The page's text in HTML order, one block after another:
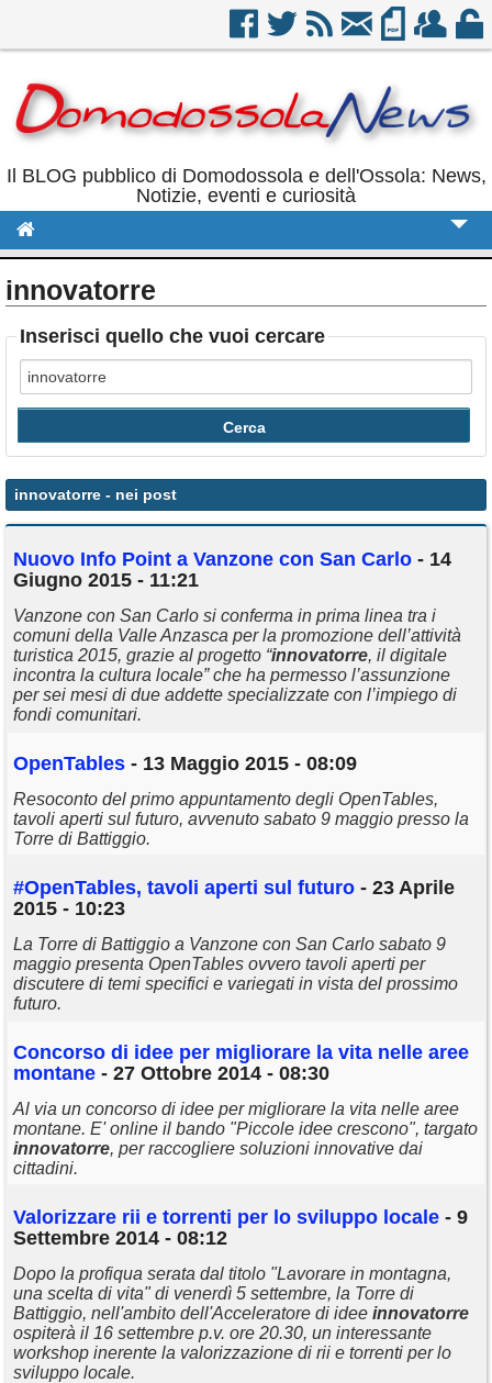
Il BLOG pubblico di Domodossola e dell'Ossola: News,
Notizie, eventi e curiosità
Politica
Eventi
Calendario
Annunci
innovatorre
Inserisci quello che vuoi cercare
innovatorre - nei post
Nuovo Info Point a Vanzone con San Carlo - 14
Giugno 2015 - 11:21
Vanzone con San Carlo si conferma in prima linea tra i
comuni della Valle Anzasca per la promozione dell’attività
turistica 2015, grazie al progetto “innovatorre, il digitale
incontra la cultura locale” che ha permesso l’assunzione
per sei mesi di due addette specializzate con l’impiego di
fondi comunitari.
OpenTables - 13 Maggio 2015 - 08:09
Resoconto del primo appuntamento degli OpenTables,
tavoli aperti sul futuro, avvenuto sabato 9 maggio presso la
Torre di Battiggio.
#OpenTables, tavoli aperti sul futuro - 23 Aprile
2015 - 10:23
La Torre di Battiggio a Vanzone con San Carlo sabato 9
maggio presenta OpenTables ovvero tavoli aperti per
discutere di temi specifici e variegati in vista del prossimo
futuro.
Concorso di idee per migliorare la vita nelle aree
montane - 27 Ottobre 2014 - 08:30
Al via un concorso di idee per migliorare la vita nelle aree
montane. E' online il bando "Piccole idee crescono", targato
innovatorre, per raccogliere soluzioni innovative dai
cittadini.
Valorizzare rii e torrenti per lo sviluppo locale - 9
Settembre 2014 - 08:12
Dopo la profiqua serata dal titolo "Lavorare in montagna,
una scelta di vita" di venerdì 5 settembre, la Torre di
Battiggio, nell'ambito dell'Acceleratore di idee innovatorre
ospiterà il 16 settembre p.v. ore 20.30, un interessante
workshop inerente la valorizzazione di rii e torrenti per lo
sviluppo locale.